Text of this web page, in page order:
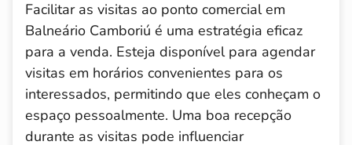
Facilitar as visitas ao ponto comercial em
Balneário Camboriú é uma estratégia eficaz
para a venda. Esteja disponível para agendar
visitas em horários convenientes para os
interessados, permitindo que eles conheçam o
espaço pessoalmente. Uma boa recepção
durante as visitas pode influenciar